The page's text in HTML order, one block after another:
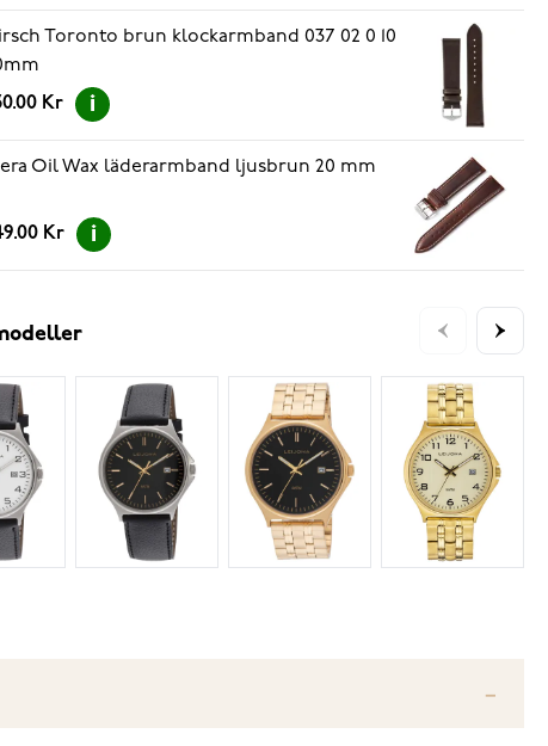
Toronto brun klockarmband 037 02 0 10
Kr
Oil Wax läderarmband ljusbrun 20 mm
Kr